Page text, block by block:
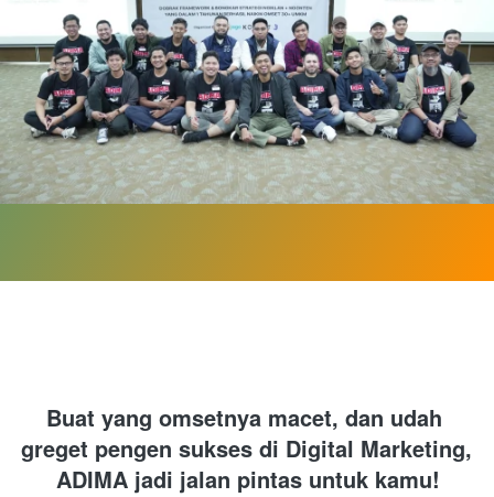
Buat yang omsetnya macet, dan udah
greget pengen sukses di Digital Marketing,
ADIMA jadi jalan pintas untuk kamu!